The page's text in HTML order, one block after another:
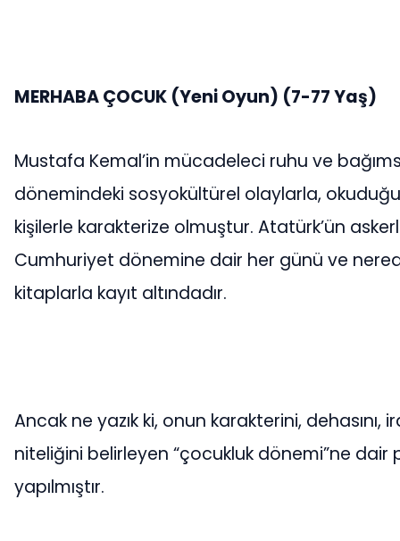
MERHABA ÇOCUK (Yeni Oyun) (7-77 Yaş)
Mustafa Kemal’in mücadeleci ruhu ve
dönemindeki sosyokültürel olaylarla,
kişilerle karakterize olmuştur. Atatürk’ün
Cumhuriyet dönemine dair her günü ve
kitaplarla kayıt altındadır.
Ancak ne yazık ki, onun karakterini,
niteliğini belirleyen “çocukluk dönemi”ne dair
yapılmıştır.